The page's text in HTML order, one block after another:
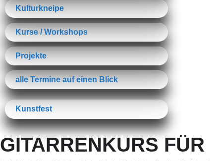
Kulturkneipe
Kurse / Workshops
Projekte
alle Termine auf einen Blick
Kunstfest
GITARRENKURS FÜR